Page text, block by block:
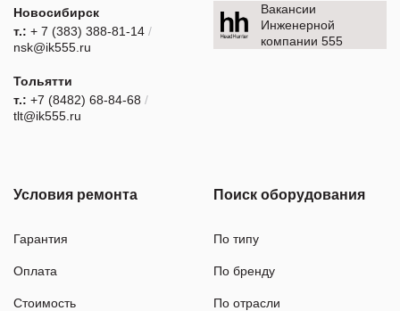
Новосибирск
т.: + 7 (383) 388-81-14 /
nsk@ik555.ru
Тольятти
т.: +7 (8482) 68-84-68 /
tlt@ik555.ru
Вакансии
Инженерной
компании 555
Условия ремонта
Гарантия
Оплата
Стоимость
Поиск оборудования
По типу
По бренду
По отрасли